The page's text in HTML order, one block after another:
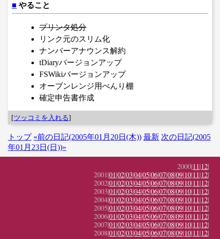
■ やること
プリンタ処分
リンク元のスリム化
ナンバーアナウンス解約
tDiaryバージョンアップ
FSWikiバージョンアップ
オーブンレンジ用べんり棚
確定申告書作成
[ツッコミを入れる]
トップ «前の日記(2005年01月20日(木)) 最新 次の日記(2005
年01月23日(日))»
2000|11|12|
2001|01|02|03|04|05|06|07|08|09|10|11|12|
2002|01|02|03|04|05|06|07|08|09|10|11|12|
2003|01|02|03|04|05|06|07|08|09|10|11|12|
2004|01|02|03|04|05|06|07|08|09|10|11|12|
2005|01|02|03|04|05|06|07|08|09|10|11|12|
2006|01|02|03|04|05|06|07|08|09|10|11|12|
2007|01|02|03|04|05|06|07|08|09|10|11|12|
2008|01|02|03|04|05|06|07|08|09|10|11|12|